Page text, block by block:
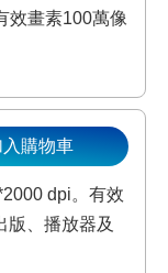
效畫素100萬像
dpi。有效
版、播放器及
入購物車